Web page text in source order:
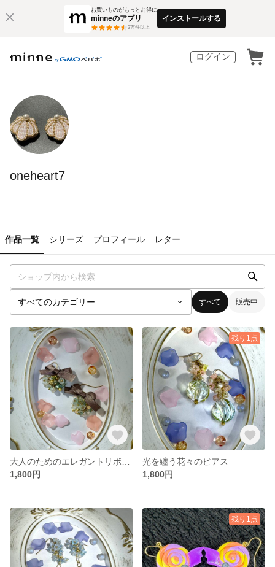
お買いものがもっとお得に
minneのアプリ
3万件以上
インストールする
ログイン
oneheart7
作品一覧 シリーズ プロフィール レター
すべて 販売中
1,800円
残り1点
光を纏う花々のピアス
1,800円
残り1点